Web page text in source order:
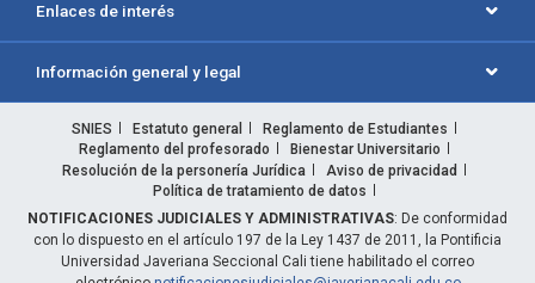
Enlaces de interés
Información general y legal
SNIES Estatuto general
Reglamento de Estudiantes
Reglamento del profesorado
Bienestar Universitario
Resolución de la personería Jurídica
Aviso de privacidad
Política de tratamiento de datos
NOTIFICACIONES JUDICIALES Y ADMINISTRATIVAS: De conformidad
con lo dispuesto en el artículo 197 de la Ley 1437 de 2011, la Pontificia
Universidad Javeriana Seccional Cali tiene habilitado el correo